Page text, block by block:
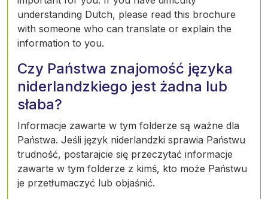
understanding Dutch, please read this brochure
with someone who can translate or explain the
information to you.
Czy Państwa znajomość języka
niderlandzkiego jest żadna lub
słaba?
Informacje zawarte w tym folderze są ważne dla
Państwa. Jeśli język niderlandzki sprawia Państwu
trudność, postarajcie się przeczytać informacje
zawarte w tym folderze z kimś, kto może Państwu
je przetłumaczyć lub objaśnić.